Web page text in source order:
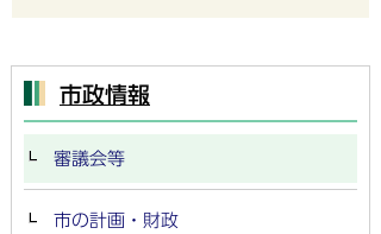
市政情報
審議会等
市の計画・財政